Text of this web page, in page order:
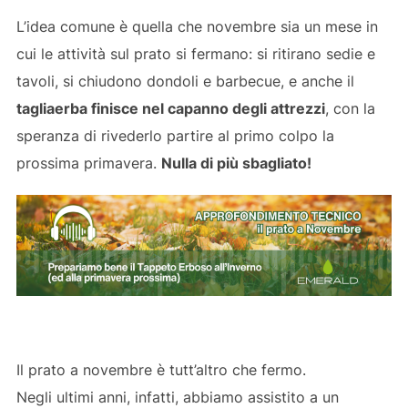
L’idea comune è quella che novembre sia un mese in
cui le attività sul prato si fermano: si ritirano sedie e
tavoli, si chiudono dondoli e barbecue, e anche il
tagliaerba finisce nel capanno degli attrezzi, con la
speranza di rivederlo partire al primo colpo la
prossima primavera. Nulla di più sbagliato!
Il prato a novembre è tutt’altro che fermo.
Negli ultimi anni, infatti, abbiamo assistito a un